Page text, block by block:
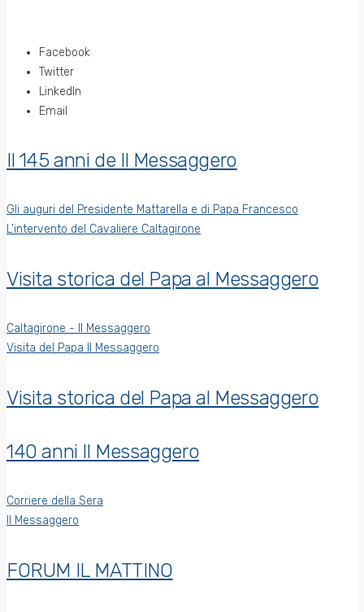
Facebook
Twitter
LinkedIn
Email
Il 145 anni de Il Messaggero
Gli auguri del Presidente Mattarella e di Papa Francesco
L'intervento del Cavaliere Caltagirone
Visita storica del Papa al Messaggero
Caltagirone - Il Messaggero
Visita del Papa Il Messaggero
Visita storica del Papa al Messaggero
140 anni Il Messaggero
Corriere della Sera
Il Messaggero
FORUM IL MATTINO